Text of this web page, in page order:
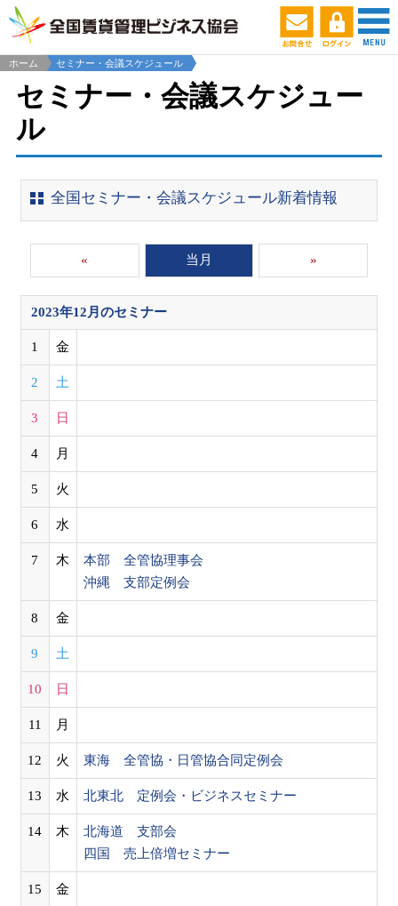
ホーム セミナー・会議スケジュール
セミナー・会議スケジュー
ル
全国セミナー・会議スケジュール新着情報
« 当月 »
2023年12月のセミナー
1 金
2 土
3 日
4 月
5 火
6 水
7 木
本部 全管協理事会
沖縄 支部定例会
8 金
9 土
10 日
11 月
12 火 東海 全管協・日管協合同定例会
13 水 北東北 定例会・ビジネスセミナー
14 木
北海道 支部会
四国 売上倍増セミナー
15 金